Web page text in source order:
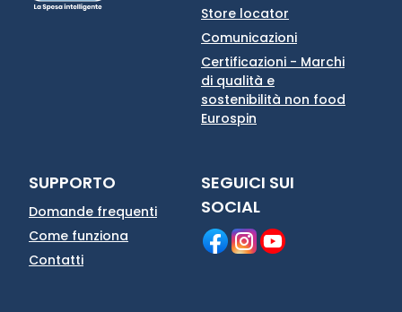
Store locator
Comunicazioni
Certificazioni - Marchi
di qualità e
sostenibilità non food
Eurospin
SUPPORTO
Domande frequenti
Come funziona
Contatti
SEGUICI SUI
SOCIAL